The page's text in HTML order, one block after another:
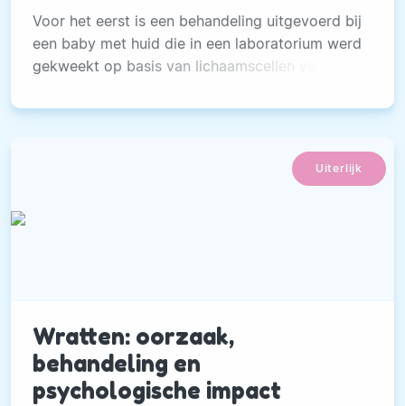
Voor het eerst is een behandeling uitgevoerd bij
een baby met huid die in een laboratorium werd
gekweekt op basis van lichaamscellen van de
Uiterlijk
Wratten: oorzaak,
behandeling en
psychologische impact